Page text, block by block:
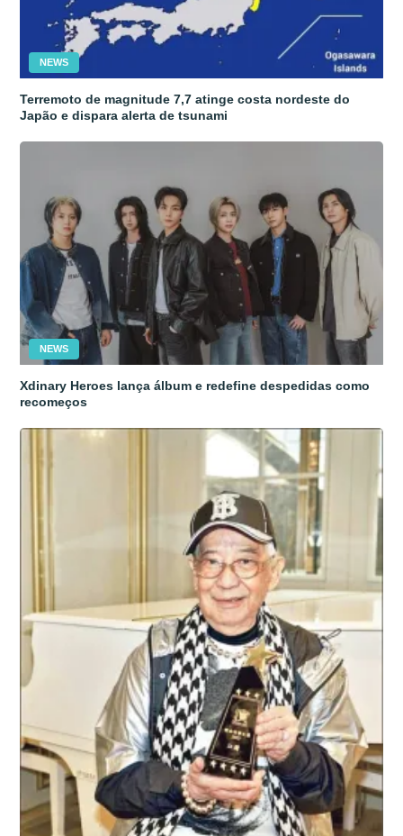
NEWS
Terremoto de magnitude 7,7 atinge costa nordeste do
Japão e dispara alerta de tsunami
NEWS
Xdinary Heroes lança álbum e redefine despedidas como
recomeços